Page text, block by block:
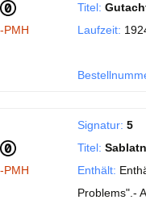
PMH
Titel:
Laufzeit:
PMH
Signatur: 5
Titel:
Enthält:
Problems".-